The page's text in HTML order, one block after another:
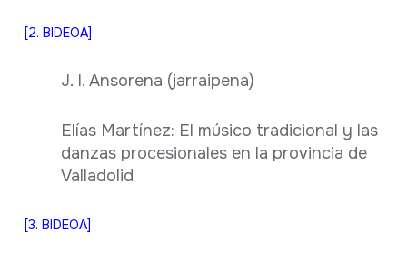
[2. BIDEOA]
J. I. Ansorena (jarraipena)
Elías Martínez: El músico tradicional y las
danzas procesionales en la provincia de
Valladolid
[3. BIDEOA]